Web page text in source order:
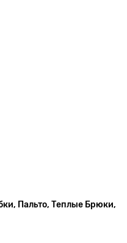
Пальто, Теплые Брюки,